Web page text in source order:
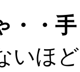
・・
いほ